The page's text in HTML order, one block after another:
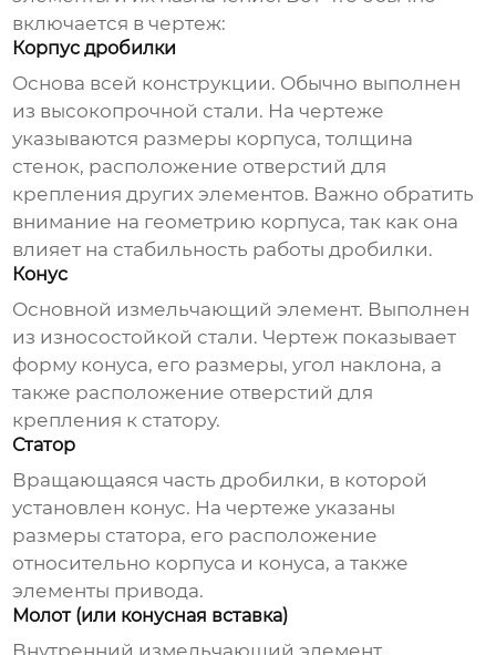
включается в чертеж:
Корпус дробилки
Основа всей конструкции. Обычно выполнен
из высокопрочной стали. На чертеже
указываются размеры корпуса, толщина
стенок, расположение отверстий для
крепления других элементов. Важно обратить
внимание на геометрию корпуса, так как она
влияет на стабильность работы дробилки.
Конус
Основной измельчающий элемент. Выполнен
из износостойкой стали. Чертеж показывает
форму конуса, его размеры, угол наклона, а
также расположение отверстий для
крепления к статору.
Статор
Вращающаяся часть дробилки, в которой
установлен конус. На чертеже указаны
размеры статора, его расположение
относительно корпуса и конуса, а также
элементы привода.
Молот (или конусная вставка)